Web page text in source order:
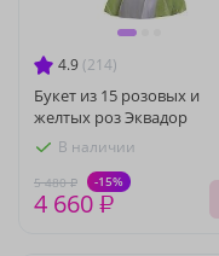
4.9 (214)
Букет из 15 розовых и
желтых роз Эквадор
В наличии
5 480 ₽ -15%
4 660 ₽